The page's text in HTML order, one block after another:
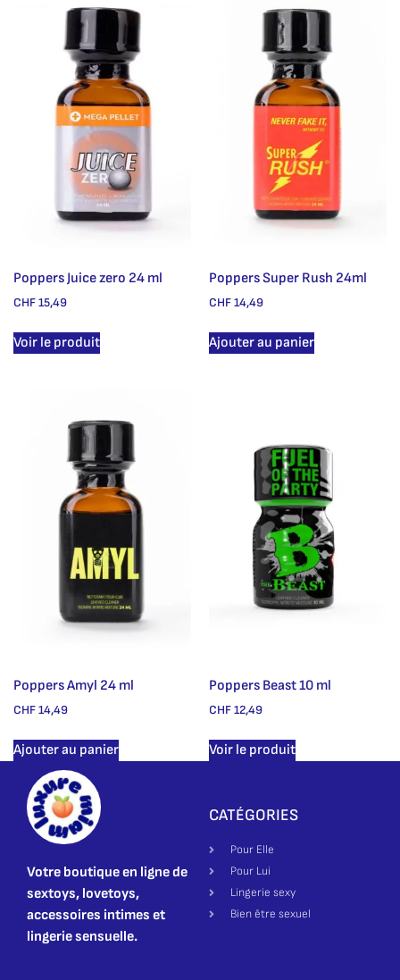
Poppers Juice zero 24 ml
CHF15,49
Voir le produit
Poppers Super Rush 24ml
CHF14,49
Ajouter au panier
Poppers Amyl 24 ml
CHF14,49
Ajouter au panier
Poppers Beast 10 ml
CHF12,49
Voir le produit
Votre boutique en ligne de
sextoys, lovetoys,
accessoires intimes et
lingerie sensuelle.
CATÉGORIES
Pour Elle
Pour Lui
Lingerie sexy
Bien être sexuel